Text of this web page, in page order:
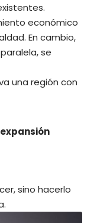
económico
En cambio,
se
una región con
sino hacerlo